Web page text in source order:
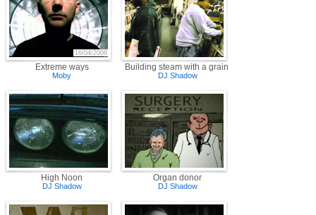
Extreme ways
16/04/2008
Moby
Building steam with a grain of salt
DJ Shadow
High Noon
DJ Shadow
Organ donor
DJ Shadow